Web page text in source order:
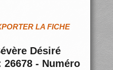
LA FICHE
Désiré
26678 - Numéro